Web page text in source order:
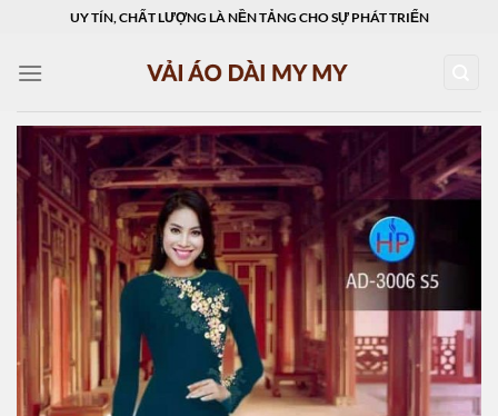
content
UY TÍN, CHẤT LƯỢNG LÀ NỀN TẢNG CHO SỰ PHÁT TRIỂN